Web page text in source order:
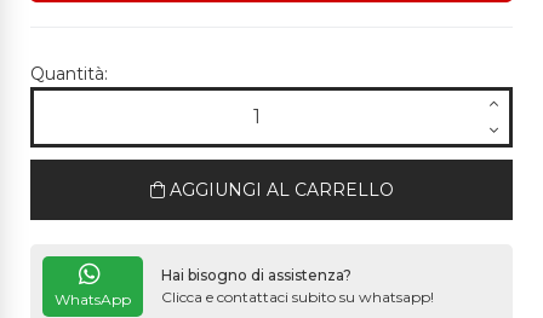
Quantità:
AGGIUNGI AL CARRELLO
WhatsApp
Hai bisogno di assistenza?
Clicca e contattaci subito su whatsapp!